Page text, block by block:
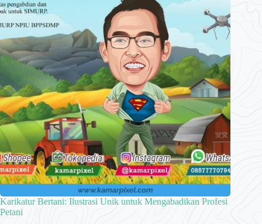
Karikatur Bertani: Ilustrasi Unik untuk Mengabadikan Profesi
Petani